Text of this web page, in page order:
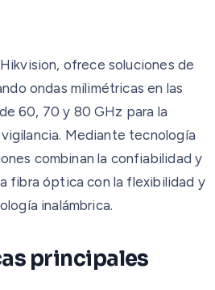
ofrece soluciones de
ondas milimétricas en las
60, 70 y 80 GHz para la
Mediante tecnología
combinan la confiabilidad y
fibra óptica con la flexibilidad y
inalámbrica.
principales